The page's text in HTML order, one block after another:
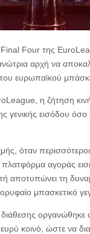
Four της
αρχή να
του ευρωπαϊκού
η ζήτηση
γενικής εισόδου
όταν
αγοράς
τη
μπασκετικό
οργανώθηκε
κοινό, ώστε να